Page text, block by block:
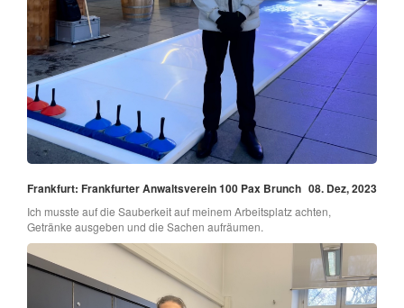
Frankfurt: Frankfurter Anwaltsverein 100 Pax Brunch 08. Dez, 2023
Ich musste auf die Sauberkeit auf meinem Arbeitsplatz achten,
Getränke ausgeben und die Sachen aufräumen.